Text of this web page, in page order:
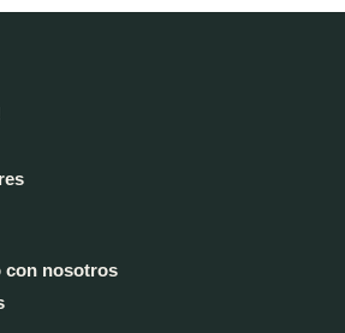
con nosotros